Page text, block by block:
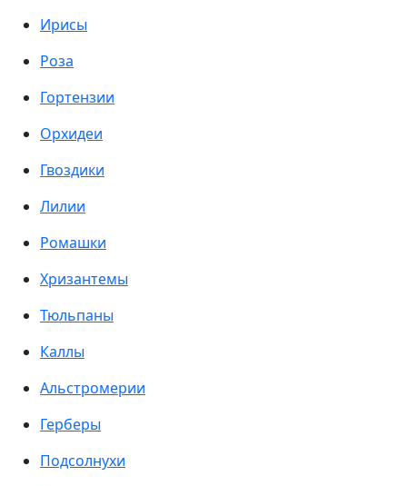
Ирисы
Роза
Гортензии
Орхидеи
Гвоздики
Лилии
Ромашки
Хризантемы
Тюльпаны
Каллы
Альстромерии
Герберы
Подсолнухи